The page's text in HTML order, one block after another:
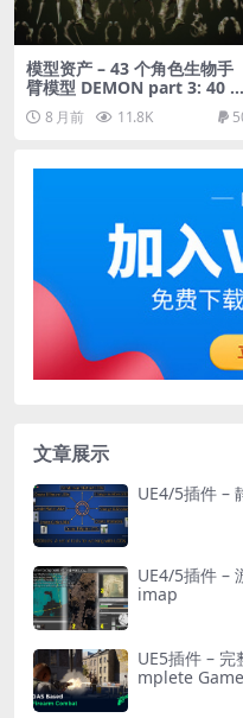
模型资产 – 43 个角色生物手
臂模型 DEMON part 3: 40 Ar
ms with Blendshapes
8 月前 11.8K
文章展示
UE4/5插件 –
UE4/5插件 –
imap
UE5插件 –
mplete